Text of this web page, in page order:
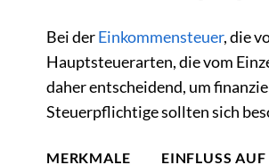
Bei derEinkommensteuer, die
Hauptsteuerarten, die vom
daher entscheidend, um
Steuerpflichtige sollten sich
MERKMALE EINFLUSS AUF